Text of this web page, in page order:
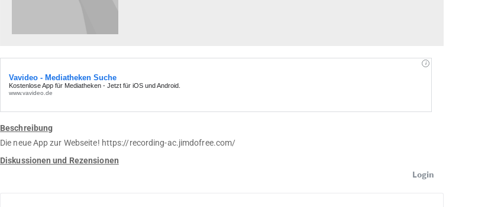
Beschreibung
Die neue App zur Webseite! https://recording-ac.jimdofree.com/
Diskussionen und Rezensionen
Login